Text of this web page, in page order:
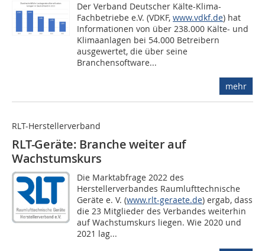
Der Verband Deutscher Kälte-Klima-
Fachbetriebe e.V. (VDKF,www.vdkf.de) hat
Informationen von über 238.000 Kälte- und
Klimaanlagen bei 54.000 Betreibern
ausgewertet, die über seine
Branchensoftware...
mehr
RLT-Herstellerverband
RLT-Geräte: Branche weiter auf
Wachstumskurs
Die Marktabfrage 2022 des
Herstellerverbandes Raumlufttechnische
Geräte e. V. (www.rlt-geraete.de) ergab, dass
die 23 Mitglieder des Verbandes weiterhin
auf Wachstumskurs liegen. Wie 2020 und
2021 lag...